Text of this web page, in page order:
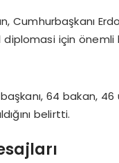
Cumhurbaşkanı
için önemli
64 bakan, 46
belirtti.